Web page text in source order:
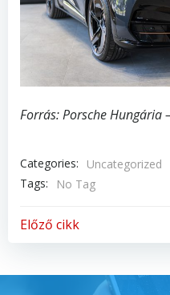
Forrás: Porsche Hungária
Categories:
Uncategorized
Tags:
No Tag
Bejegyzés
Navigáció
Előző cikk